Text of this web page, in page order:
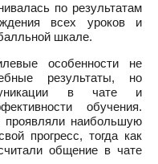
по результатам
всех уроков и
шкале.
особенности не
результаты, но
в чате и
обучения.
проявляли наибольшую
прогресс, тогда как
общение в чате